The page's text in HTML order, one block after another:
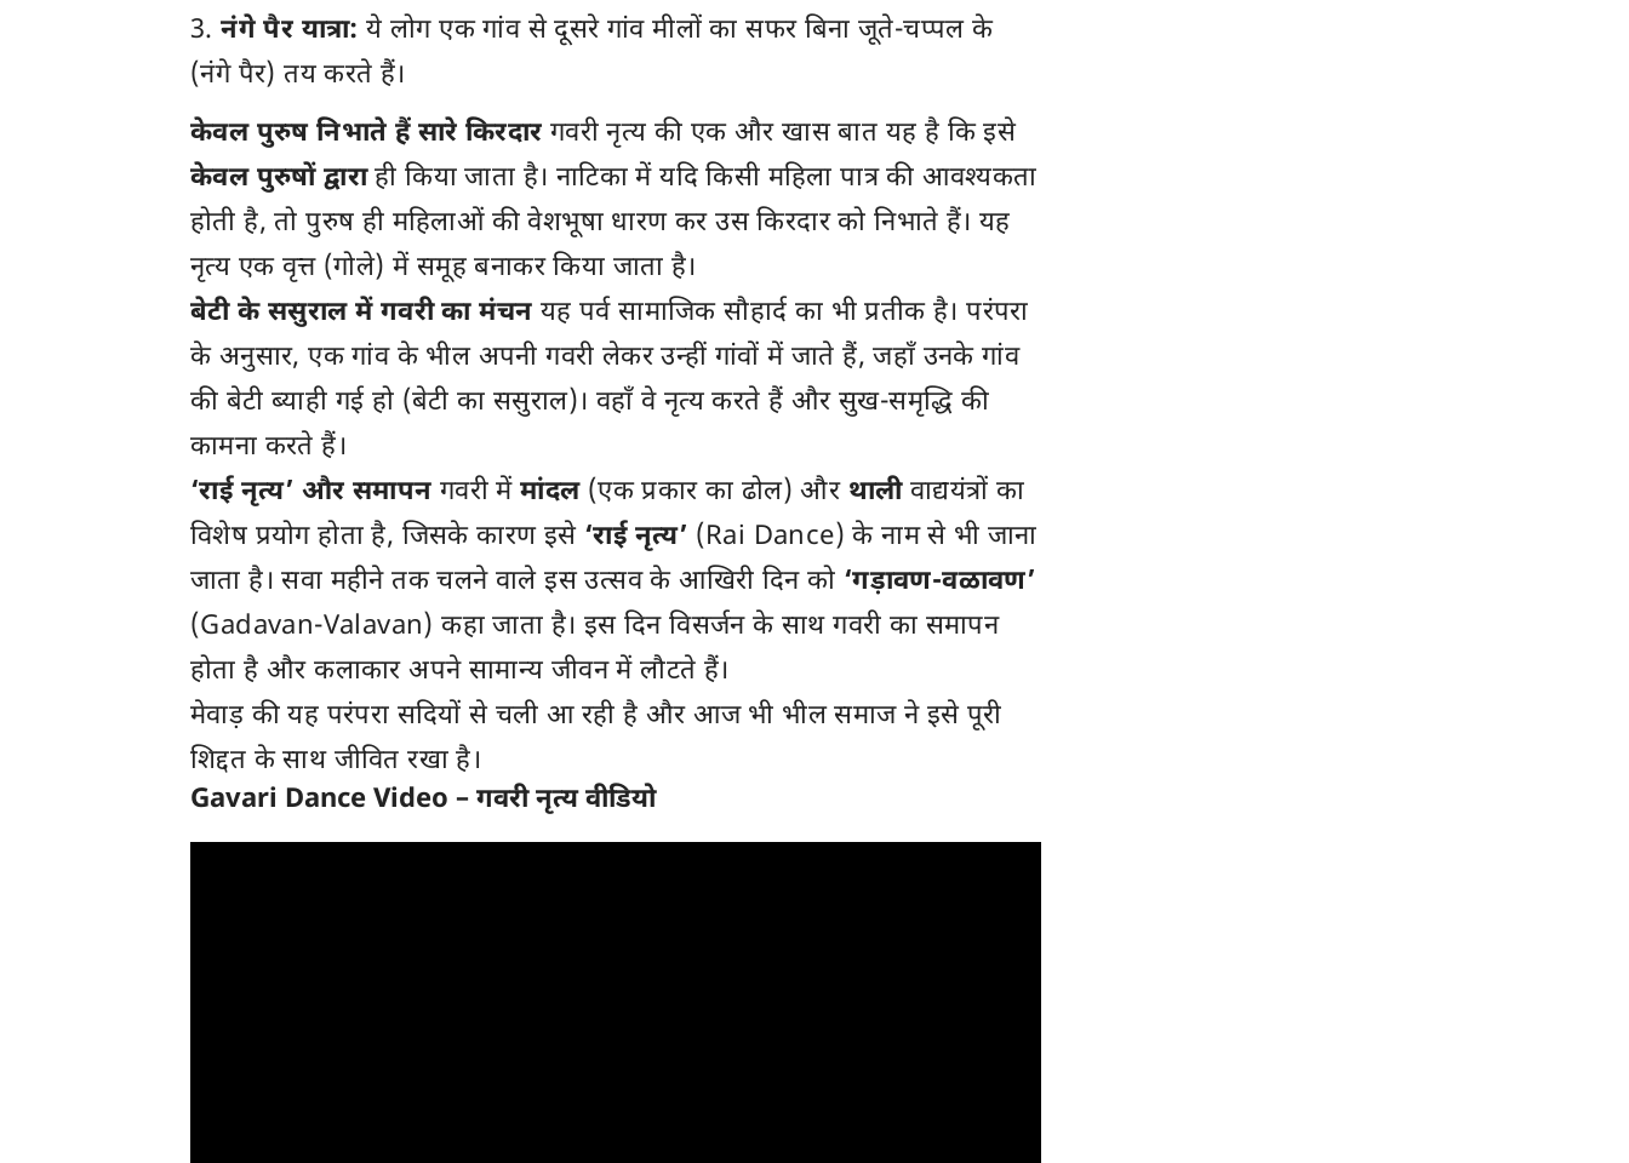
नंगे पैर यात्रा: ये लोग एक गांव से दूसरे गांव मीलों का सफर बिना जूते-चप्पल के
(नंगे पैर) तय करते हैं।
केवल पुरुष निभाते हैं सारे किरदार गवरी नृत्य की एक और खास बात यह है कि इसे
केवल पुरुषों द्वाराही किया जाता है। नाटिका में यदि किसी महिला पात्र की आवश्यकता
होती है, तो पुरुष ही महिलाओं की वेशभूषा धारण कर उस किरदार को निभाते हैं। यह
नृत्य एक वृत्त (गोले) में समूह बनाकर किया जाता है।
बेटी के ससुराल में गवरी का मंचन यह पर्व सामाजिक सौहार्द का भी प्रतीक है। परंपरा
के अनुसार, एक गांव के भील अपनी गवरी लेकर उन्हीं गांवों में जाते हैं, जहाँ उनके गांव
की बेटी ब्याही गई हो (बेटी का ससुराल)। वहाँ वे नृत्य करते हैं और सुख-समृद्धि की
कामना करते हैं।
‘राई नृत्य’ और समापन गवरी मेंमांदल(एक प्रकार का ढोल) और थालीवाद्ययंत्रों का
विशेष प्रयोग होता है, जिसके कारण इसे ‘राई नृत्य’ (Rai Dance) के नाम से भी जाना
जाता है। सवा महीने तक चलने वाले इस उत्सव के आखिरी दिन को ‘गड़ावण-वळावण’
(Gadavan-Valavan) कहा जाता है। इस दिन विसर्जन के साथ गवरी का समापन
होता है और कलाकार अपने सामान्य जीवन में लौटते हैं।
मेवाड़ की यह परंपरा सदियों से चली आ रही है और आज भी भील समाज ने इसे पूरी
शिद्दत के साथ जीवित रखा है।
Gavari Dance Video – गवरी नृत्य वीडियो